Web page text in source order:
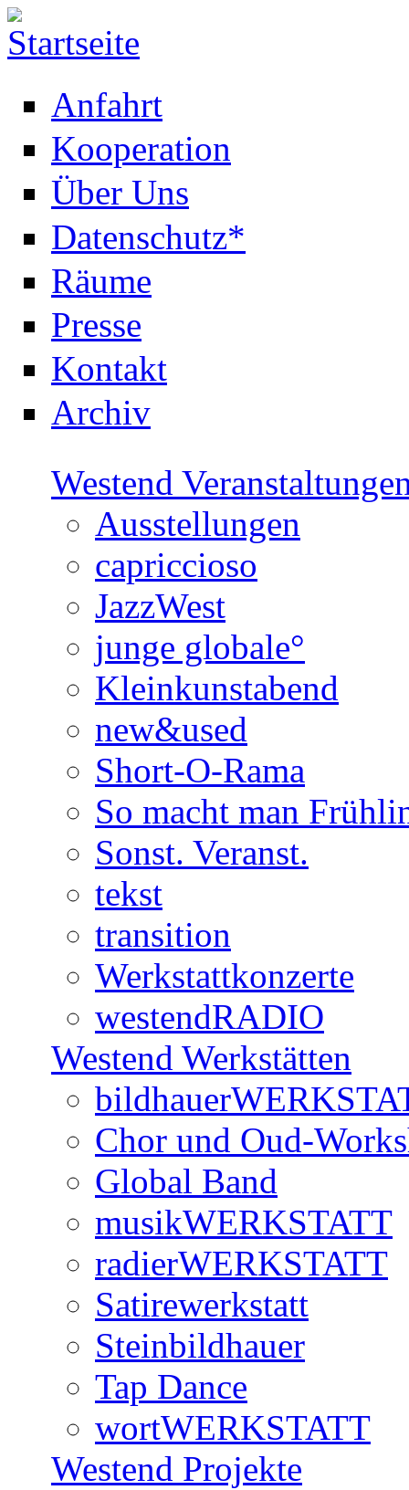
Anfahrt
Kooperation
Über Uns
Datenschutz*
Räume
Presse
Kontakt
Archiv
Westend
Ausstellungen
capriccioso
JazzWest
junge globale°
Kleinkunstabend
new&used
Short-O-Rama
So macht man
Sonst. Veranst.
tekst
transition
Werkstattkonzerte
westendRADIO
Westend Werkstätten
Chor und Oud-
Global Band
musikWERKSTATT
radierWERKSTATT
Satirewerkstatt
Steinbildhauer
Tap Dance
wortWERKSTATT
Westend Projekte